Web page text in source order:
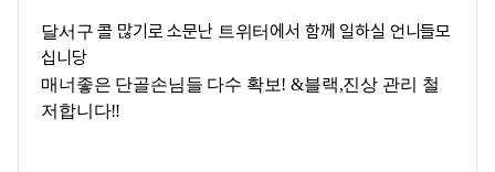
달서구 콜 많기로 소문난 트위터에서 함께 일하실 언니들모
십니당
매너좋은 단골손님들 다수 확보! &블랙,진상 관리 철
저합니다‼️